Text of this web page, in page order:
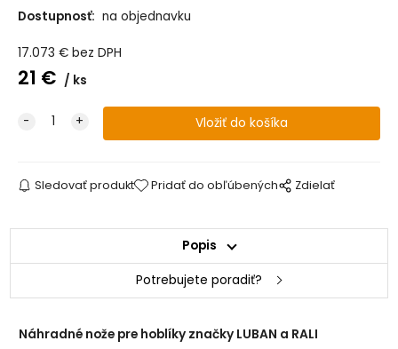
Dostupnosť: na objednavku
17.073 € bez DPH
21 € ks
Sledovať produkt Pridať do obľúbených Zdielať
Popis
Potrebujete poradiť?
Náhradné nože pre hoblíky značky LUBAN a RALI